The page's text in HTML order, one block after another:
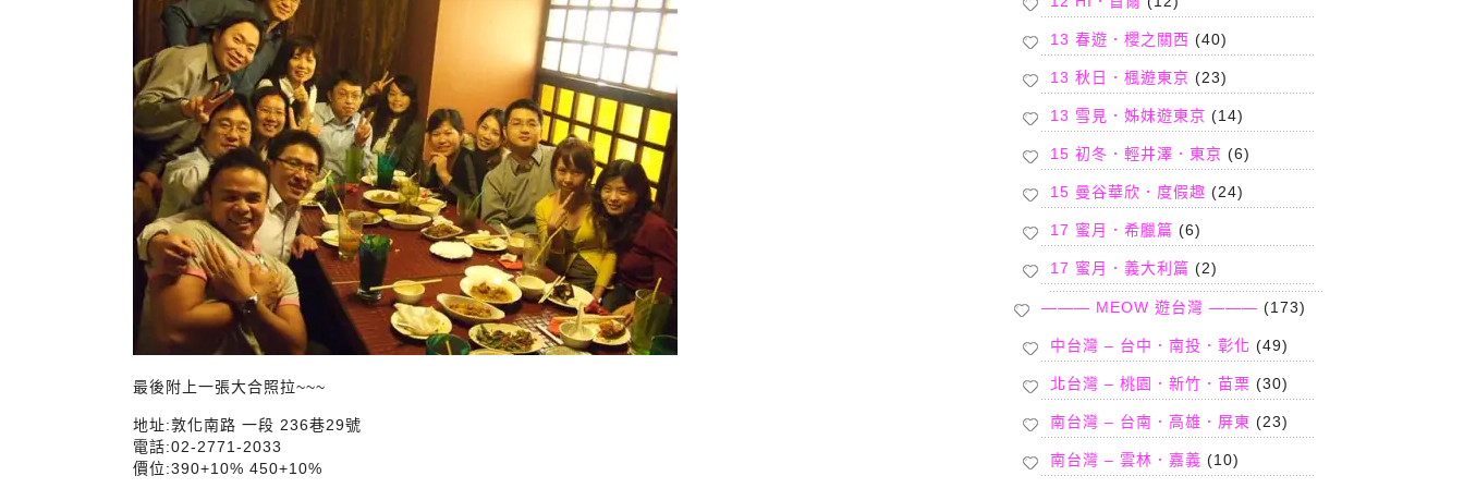
最後附上一張大合照拉~~~
地址:敦化南路 一段 236巷29號
電話:02-2771-2033
價位:390+10% 450+10%
13 春遊．櫻之關西 (40)
13 秋日．楓遊東京 (23)
13 雪見．姊妹遊東京 (14)
15 初冬．輕井澤．東京 (6)
15 曼谷華欣．度假趣 (24)
17 蜜月．希臘篇 (6)
17 蜜月．義大利篇 (2)
——— MEOW 遊台灣 ——— (173)
中台灣 – 台中．南投．彰化 (49)
北台灣 – 桃園．新竹．苗栗 (30)
南台灣 – 台南．高雄．屏東 (23)
南台灣 – 雲林．嘉義 (10)